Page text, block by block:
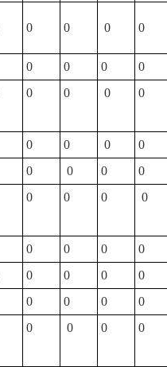
0 0 0 0
0 0 0 0
0 0 0 0
0 0 0 0
0 0 0 0
0 0 0 0
0 0 0 0
0 0 0 0
0 0 0 0
0 0 0 0